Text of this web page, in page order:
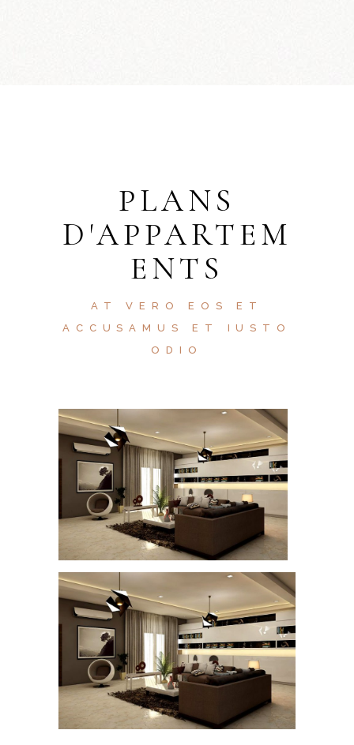
PLANS
D'APPARTEM
ENTS
AT VERO EOS ET
ACCUSAMUS ET IUSTO
ODIO